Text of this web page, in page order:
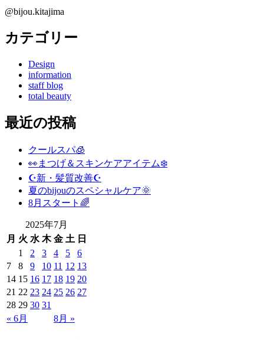
@bijou.kitajima
カテゴリー
Design
information
staff blog
total beauty
最近の投稿
クールスパ🧊
👀まつげ＆スキンケアアイテム❄️
☪️新・髪質改善☪️
夏のbijouのスペシャルケア🌞
8月スタート🌈
2025年7月
月 火 水 木 金 土 日
« 6月 8月 »
1 2 3 4 5
6
7
8 9 10 11 12 13
14 15 16 17 18 19 20
21 22 23 24 25 26 27
28 29 30 31